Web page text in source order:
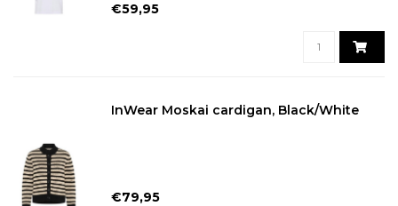
€59,95
InWear Moskai cardigan, Black/White
€79,95